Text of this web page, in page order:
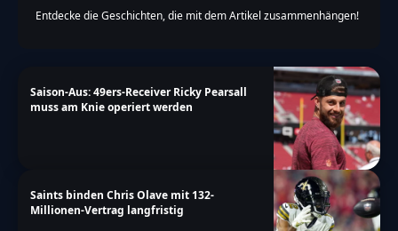
Entdecke die Geschichten, die mit dem Artikel zusammenhängen!
Saison-Aus: 49ers-Receiver Ricky Pearsall
muss am Knie operiert werden
Saints binden Chris Olave mit 132-
Millionen-Vertrag langfristig